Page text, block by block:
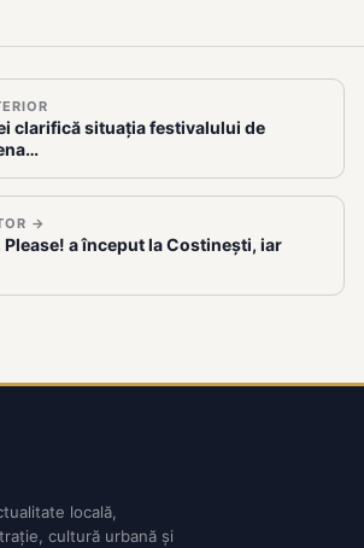
clarifică situația festivalului de
→
Please! a început la Costinești, iar
locală,
cultură urbană și